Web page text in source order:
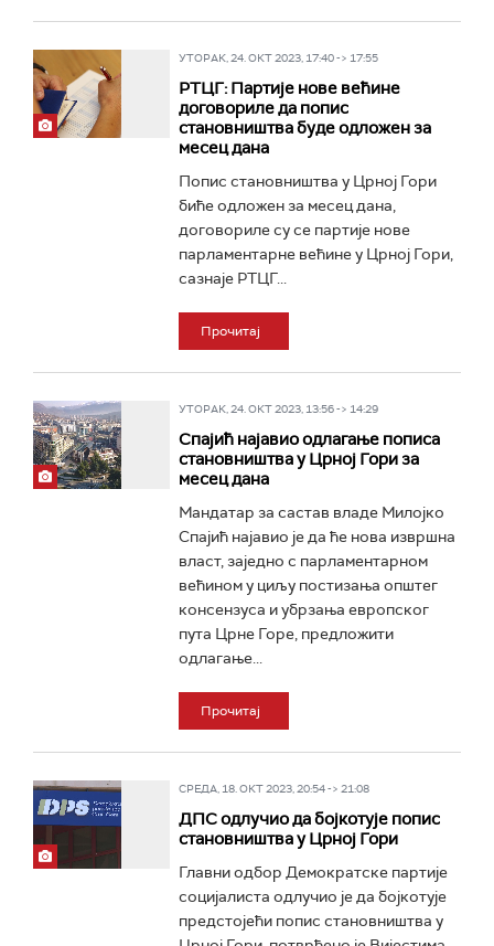
УТОРАК, 24. ОКТ 2023, 17:40 -> 17:55
РТЦГ: Партије нове већине
договориле да попис
становништва буде одложен за
месец дана
Попис становништва у Црној Гори
биће одложен за месец дана,
договориле су се партије нове
парламентарне већине у Црној Гори,
сазнаје РТЦГ...
Прочитај
УТОРАК, 24. ОКТ 2023, 13:56 -> 14:29
Спајић најавио одлагање пописа
становништва у Црној Гори за
месец дана
Мандатар за састав владе Милојко
Спајић најавио је да ће нова извршна
власт, заједно с парламентарном
већином у циљу постизања општег
консензуса и убрзања европског
пута Црне Горе, предложити
одлагање...
Прочитај
СРЕДА, 18. ОКТ 2023, 20:54 -> 21:08
ДПС одлучио да бојкотује попис
становништва у Црној Гори
Главни одбор Демократске партије
социјалиста одлучио је да бојкотује
предстојећи попис становништва у